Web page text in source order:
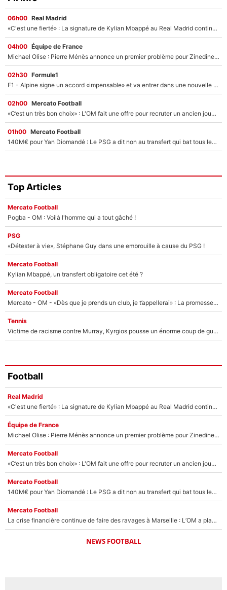
06h00 Real Madrid
«C'est une fierté» : La signature de Kylian Mbappé au Real Madrid continue de régaler l'Espagne
04h00 Équipe de France
Michael Olise : Pierre Ménès annonce un premier problème pour Zinedine Zidane en équipe de France
02h30 Formule1
F1 - Alpine signe un accord «impensable» et va entrer dans une nouvelle dimension : Grande nouvelle pour Pierre Gasly !
02h00 Mercato Football
«C’est un très bon choix» : L'OM fait une offre pour recruter un ancien joueur du PSG... et c'est validé dans l'After Foot !
01h00 Mercato Football
140M€ pour Yan Diomandé : Le PSG a dit non au transfert qui bat tous les records sur le mercato
Top Articles
Mercato Football
Pogba - OM : Voilà l'homme qui a tout gâché !
PSG
«Détester à vie», Stéphane Guy dans une embrouille à cause du PSG !
Mercato Football
Kylian Mbappé, un transfert obligatoire cet été ?
Mercato Football
Mercato - OM - «Dès que je prends un club, je t’appellerai» : La promesse de Marcelino au moment de claquer la porte
Tennis
Victime de racisme contre Murray, Kyrgios pousse un énorme coup de gueule !
Football
Real Madrid
«C'est une fierté» : La signature de Kylian Mbappé au Real Madrid continue de régaler l'Espagne
Équipe de France
Michael Olise : Pierre Ménès annonce un premier problème pour Zinedine Zidane en équipe de France
Mercato Football
«C’est un très bon choix» : L'OM fait une offre pour recruter un ancien joueur du PSG... et c'est validé dans l'After Foot !
Mercato Football
140M€ pour Yan Diomandé : Le PSG a dit non au transfert qui bat tous les records sur le mercato
Mercato Football
La crise financière continue de faire des ravages à Marseille : L’OM a placé 12 joueurs sur le marché des transferts… et ça pourrait lui rapporter près de 100M€ !
NEWS FOOTBALL